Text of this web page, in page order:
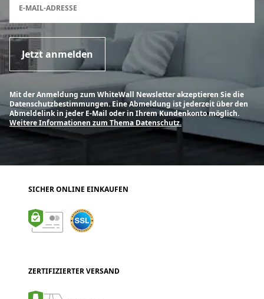
E-MAIL-ADRESSE
Jetzt anmelden
Mit der Anmeldung zum WhiteWall Newsletter akzeptieren Sie die
Datenschutzbestimmungen. Eine Abmeldung ist jederzeit über den
Abmeldelink in jeder E-Mail oder in Ihrem Kundenkonto möglich.
Weitere Informationen zum Thema Datenschutz.
SICHER ONLINE EINKAUFEN
ZERTIFIZIERTER VERSAND